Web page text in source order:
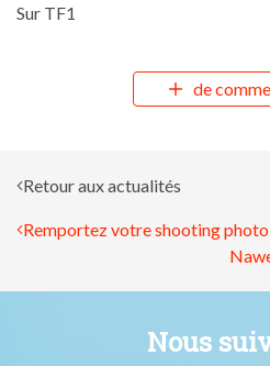
Sur TF1
de
Retour aux actualités
Remportez votre shooting photo
Nous